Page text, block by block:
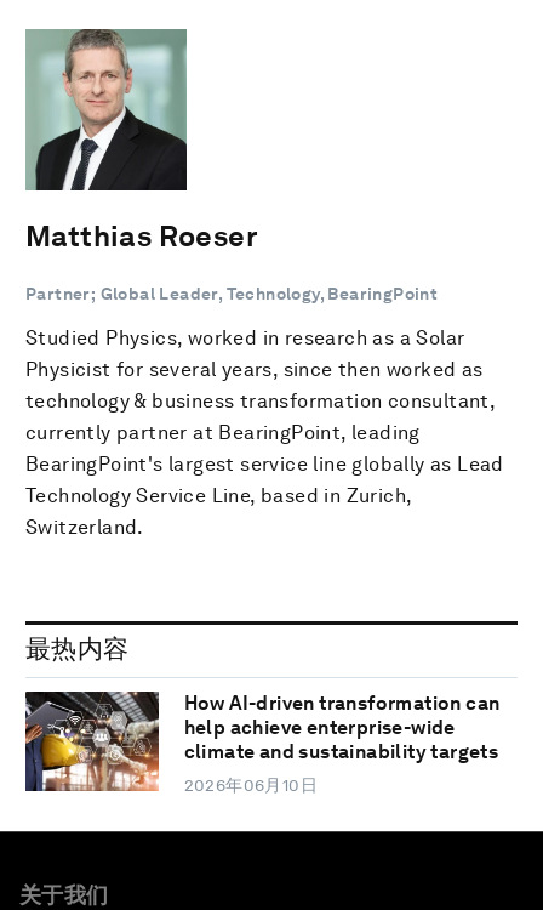
Matthias Roeser
Partner; Global Leader, Technology, BearingPoint
Studied Physics, worked in research as a Solar
Physicist for several years, since then worked as
technology & business transformation consultant,
currently partner at BearingPoint, leading
BearingPoint's largest service line globally as Lead
Technology Service Line, based in Zurich,
Switzerland.
最热内容
How AI-driven transformation can
help achieve enterprise-wide
climate and sustainability targets
2026年06月10日
关于我们